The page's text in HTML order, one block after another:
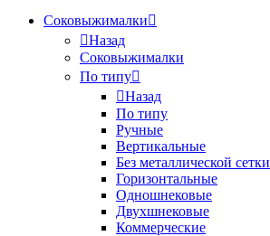
Соковыжималки
Назад
Соковыжималки
По типу
Назад
По типу
Ручные
Вертикальные
Без металлической сетки
Горизонтальные
Одношнековые
Двухшнековые
Коммерческие